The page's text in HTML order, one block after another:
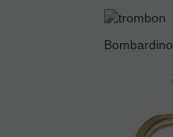
Bombardino